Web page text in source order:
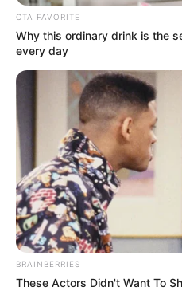
CTA FAVORITE
Why this ordinary drink is the
every day
BRAINBERRIES
These Actors Didn't Want To